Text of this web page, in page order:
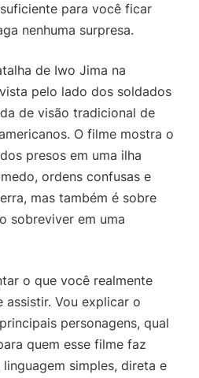
para você ficar
nenhuma surpresa.
de Iwo Jima na
pelo lado dos soldados
de visão tradicional de
O filme mostra o
presos em uma ilha
ordens confusas e
mas também é sobre
sobreviver em uma
o que você realmente
assistir. Vou explicar o
personagens, qual
quem esse filme faz
simples, direta e